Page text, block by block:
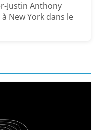
Justin Anthony
New York dans le